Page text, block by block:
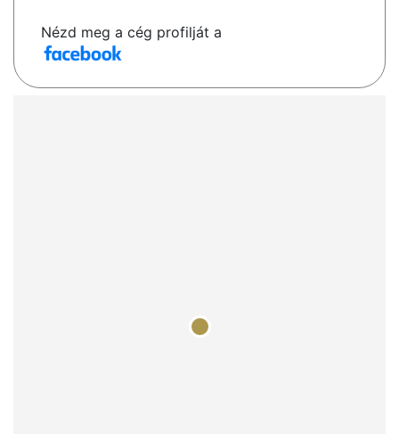
Nézd meg a cég profilját a